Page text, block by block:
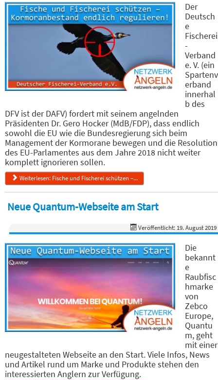
Der
Deutsch
e
Fischerei
-
Verband
e. V. (ein
Spartenv
erband
innerhal
b des
DFV ist der DAFV) fordert mit seinem angelnden
Präsidenten Dr. Gero Hocker (MdB/FDP), dass endlich
sowohl die EU wie die Bundesregierung sich beim
Management der Kormorane bewegen und die Resolution
des EU-Parlamentes aus dem Jahre 2018 nicht weiter
komplett ignorieren sollen.
Weiterlesen: Fische und Fischerei schützen –...
Neue Quantum-Webseite am Start
Veröffentlicht: 19. August 2019
Die
bekannt
e
Raubfisc
hmarke
von
Zebco
Europe,
Quantu
m, geht
mit einer
neugestalteten Webseite an den Start. Viele Infos, News
und Artikel rund um Marke und Produkte stehen den
interessierten Anglern zur Verfügung.